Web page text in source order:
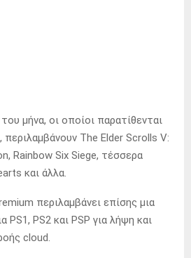
μήνα, οι οποίοι παρατίθενται
The Elder Scrolls V:
Rainbow Six Siege, τέσσερα
και άλλα.
περιλαμβάνει επίσης μια
PS1, PS2 και PSP για λήψη και
cloud.